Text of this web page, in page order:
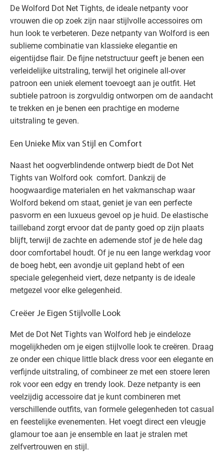
De Wolford Dot Net Tights, de ideale netpanty voor
vrouwen die op zoek zijn naar stijlvolle accessoires om
hun look te verbeteren. Deze netpanty van Wolford is een
sublieme combinatie van klassieke elegantie en
eigentijdse flair. De fijne netstructuur geeft je benen een
verleidelijke uitstraling, terwijl het originele all-over
patroon een uniek element toevoegt aan je outfit. Het
subtiele patroon is zorgvuldig ontworpen om de aandacht
te trekken en je benen een prachtige en moderne
uitstraling te geven.
Een Unieke Mix van Stijl en Comfort
Naast het oogverblindende ontwerp biedt de Dot Net
Tights van Wolford ook comfort. Dankzij de
hoogwaardige materialen en het vakmanschap waar
Wolford bekend om staat, geniet je van een perfecte
pasvorm en een luxueus gevoel op je huid. De elastische
tailleband zorgt ervoor dat de panty goed op zijn plaats
blijft, terwijl de zachte en ademende stof je de hele dag
door comfortabel houdt. Of je nu een lange werkdag voor
de boeg hebt, een avondje uit gepland hebt of een
speciale gelegenheid viert, deze netpanty is de ideale
metgezel voor elke gelegenheid.
Creëer Je Eigen Stijlvolle Look
Met de Dot Net Tights van Wolford heb je eindeloze
mogelijkheden om je eigen stijlvolle look te creëren. Draag
ze onder een chique little black dress voor een elegante en
verfijnde uitstraling, of combineer ze met een stoere leren
rok voor een edgy en trendy look. Deze netpanty is een
veelzijdig accessoire dat je kunt combineren met
verschillende outfits, van formele gelegenheden tot casual
en feestelijke evenementen. Het voegt direct een vleugje
glamour toe aan je ensemble en laat je stralen met
zelfvertrouwen en stijl.